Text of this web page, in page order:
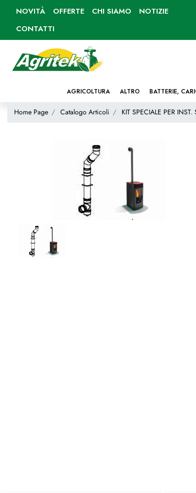
NOVITÀ OFFERTE CHI SIAMO
NOTIZIE
CONTATTI
AGRICOLTURA ALTRO BATTERIE,
Home Page Catalogo Articoli KIT SPECIALE PER